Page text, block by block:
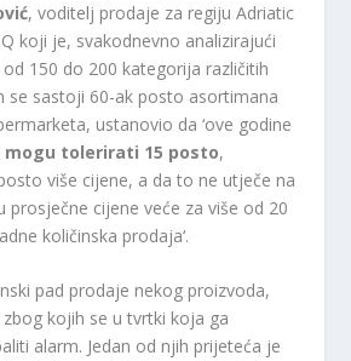
, voditelj prodaje za regiju Adriatic
koji je, svakodnevno analizirajući
150 do 200 kategorija različitih
se sastoji 60-ak posto asortimana
ustanovio da ‘ove godine
mogu tolerirati 15 posto,
više cijene, a da to ne utječe na
prosječne cijene veće za više od 20
količinska prodaja‘.
pad prodaje nekog proizvoda,
kojih se u tvrtki koja ga
alarm. Jedan od njih prijeteća je